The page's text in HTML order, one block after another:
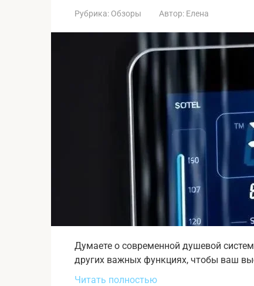
Рубрика: Обзоры Автор: Елена
Думаете о современной душевой
других важных функциях, чтобы ваш
Читать полностью